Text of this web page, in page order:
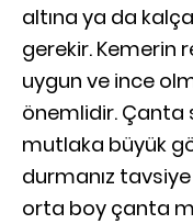
altına ya da
gerekir. Kemerin
uygun ve ince
önemlidir. Çanta
mutlaka büyük
durmanız
orta boy çanta